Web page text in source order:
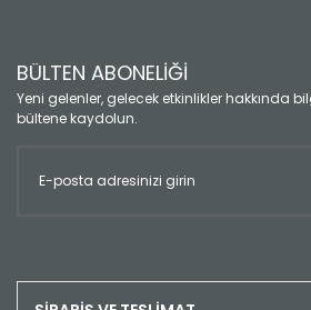
BÜLTEN ABONELİĞİ
Yeni gelenler, gelecek etkinlikler hakkında
bültene kaydolun.